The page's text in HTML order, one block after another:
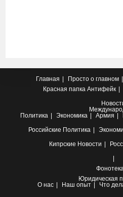
Главная Просто о главном
Красная папка Антифейк
Политика
Экономика Армия
Российские Политика
Кипрские Новости
Юридическая
О нас
Наш опыт Что